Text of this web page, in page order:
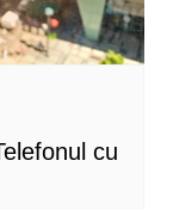
cu